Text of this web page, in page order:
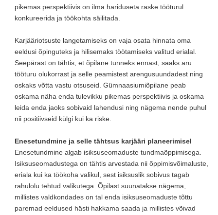
pikemas perspektiivis on ilma hariduseta raske tööturul
konkureerida ja töökohta säilitada.
Karjääriotsuste langetamiseks on vaja osata hinnata oma
eeldusi õpinguteks ja hilisemaks töötamiseks valitud erialal.
Seepärast on tähtis, et õpilane tunneks ennast, saaks aru
tööturu olukorrast ja selle peamistest arengusuundadest ning
oskaks võtta vastu otsuseid. Gümnaasiumiõpilane peab
oskama näha enda tulevikku pikemas perspektiivis ja oskama
leida enda jaoks sobivaid lahendusi ning nägema nende puhul
nii positiivseid külgi kui ka riske.
Enesetundmine ja selle tähtsus karjääri planeerimisel
Enesetundmine algab isiksuseomaduste tundmaõppimisega.
Isiksuseomadustega on tähtis arvestada nii õppimisvõimaluste,
eriala kui ka töökoha valikul, sest isiksuslik sobivus tagab
rahulolu tehtud valikutega. Õpilast suunatakse nägema,
millistes valdkondades on tal enda isiksuseomaduste tõttu
paremad eeldused hästi hakkama saada ja millistes võivad